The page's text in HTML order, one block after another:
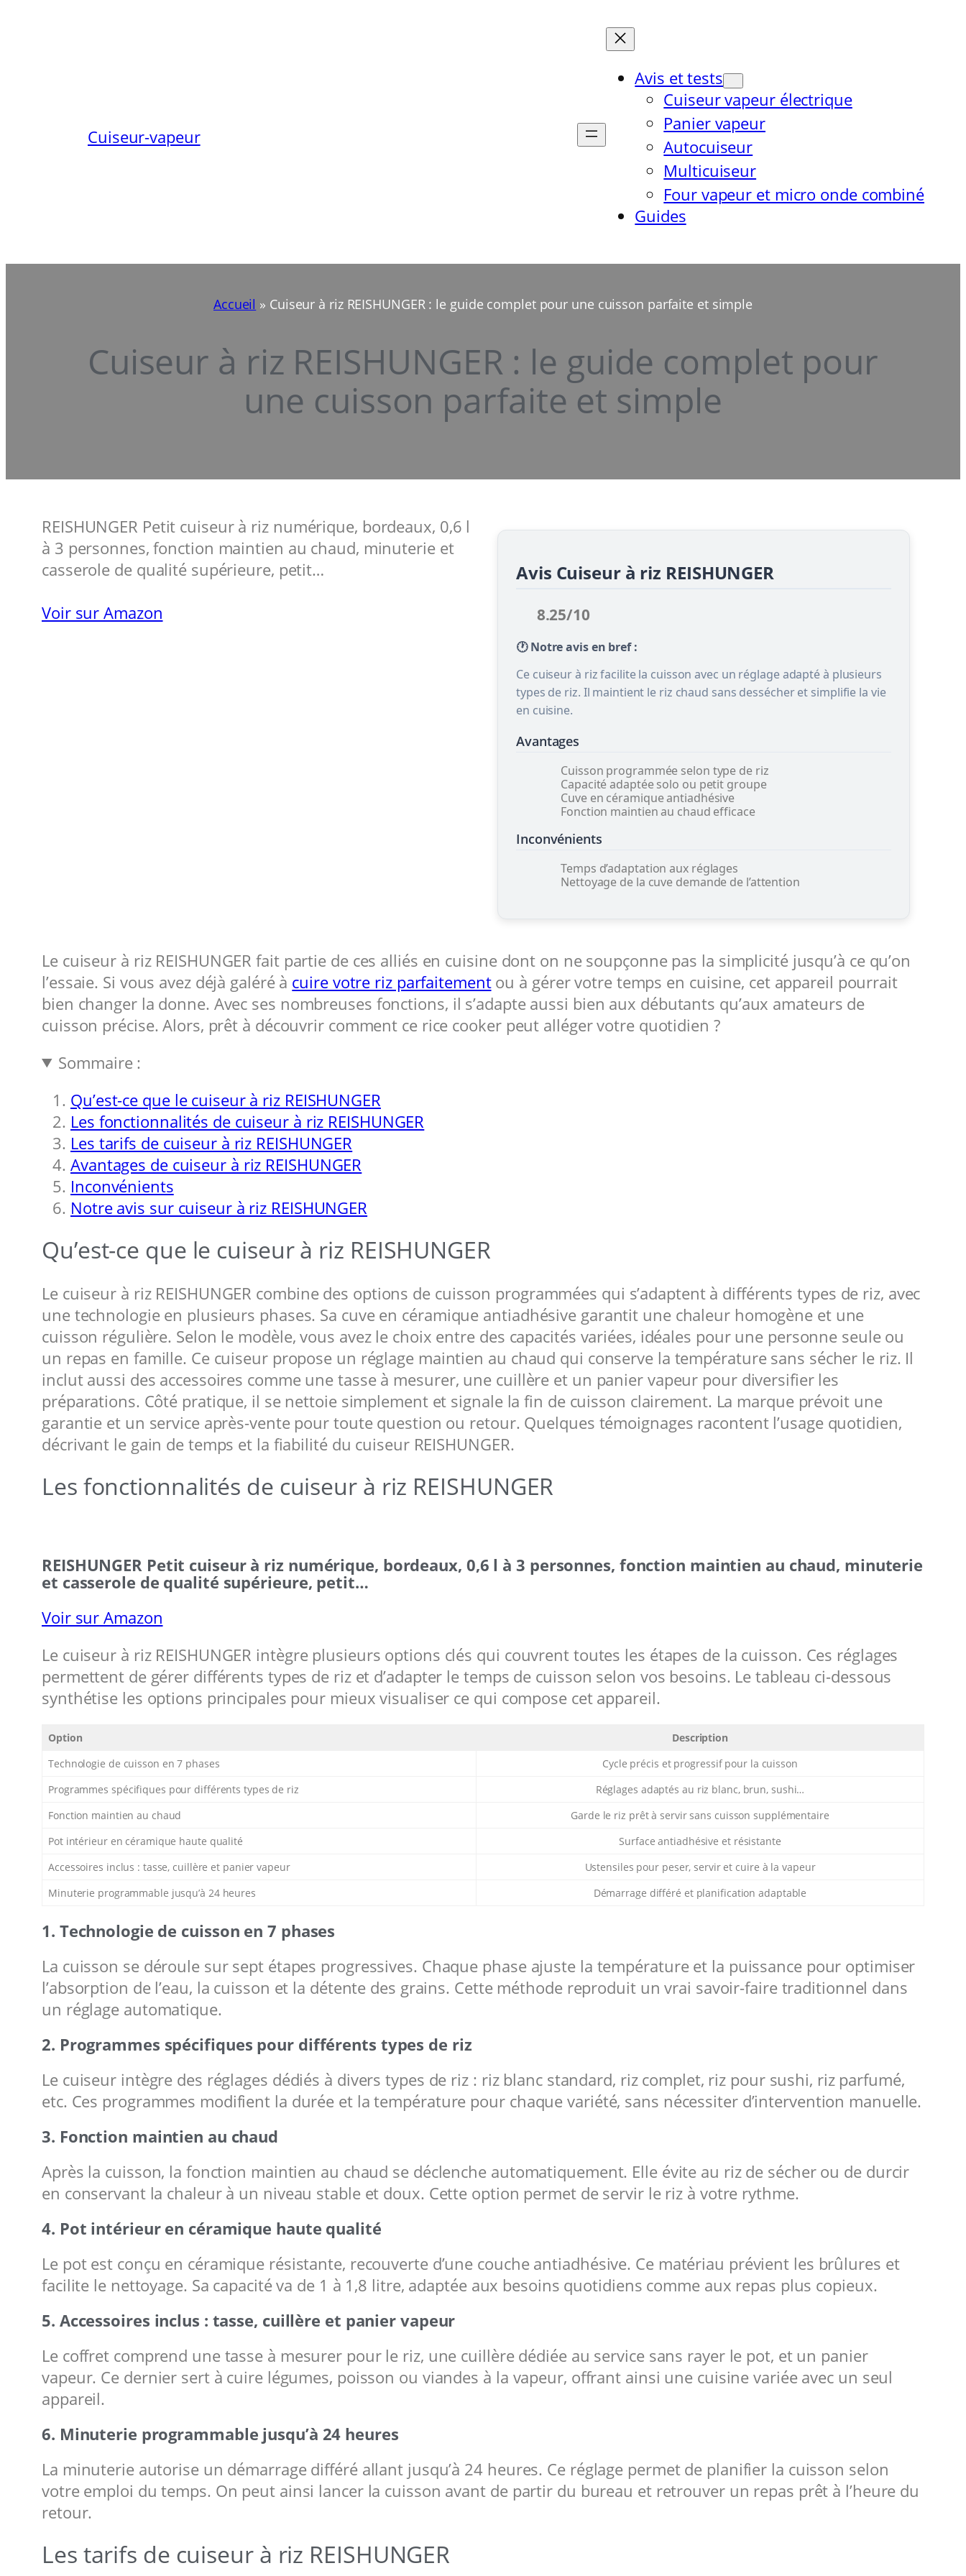
Cuiseur-vapeur
Avis et tests
Cuiseur vapeur électrique
Panier vapeur
Autocuiseur
Multicuiseur
Four vapeur et micro onde combiné
Guides
Accueil » Cuiseur à riz REISHUNGER : le guide complet pour une cuisson parfaite et simple
Cuiseur à riz REISHUNGER : le guide complet pour
une cuisson parfaite et simple
REISHUNGER Petit cuiseur à riz numérique, bordeaux, 0,6 l
à 3 personnes, fonction maintien au chaud, minuterie et
casserole de qualité supérieure, petit…
Voir sur Amazon
Avis Cuiseur à riz REISHUNGER
8.25/10
🕐 Notre avis en bref :
Ce cuiseur à riz facilite la cuisson avec un réglage adapté à plusieurs
types de riz. Il maintient le riz chaud sans dessécher et simplifie la vie
en cuisine.
Avantages
Cuisson programmée selon type de riz
Capacité adaptée solo ou petit groupe
Cuve en céramique antiadhésive
Fonction maintien au chaud efficace
Inconvénients
Temps d’adaptation aux réglages
Nettoyage de la cuve demande de l’attention
Le cuiseur à riz REISHUNGER fait partie de ces alliés en cuisine dont on ne soupçonne pas la simplicité jusqu’à ce qu’on
l’essaie. Si vous avez déjà galéré à cuire votre riz parfaitementou à gérer votre temps en cuisine, cet appareil pourrait
bien changer la donne. Avec ses nombreuses fonctions, il s’adapte aussi bien aux débutants qu’aux amateurs de
cuisson précise. Alors, prêt à découvrir comment ce rice cooker peut alléger votre quotidien ?
Sommaire :
Qu’est-ce que le cuiseur à riz REISHUNGER
Les fonctionnalités de cuiseur à riz REISHUNGER
Les tarifs de cuiseur à riz REISHUNGER
Avantages de cuiseur à riz REISHUNGER
Inconvénients
Notre avis sur cuiseur à riz REISHUNGER
Qu’est-ce que le cuiseur à riz REISHUNGER
Le cuiseur à riz REISHUNGER combine des options de cuisson programmées qui s’adaptent à différents types de riz, avec
une technologie en plusieurs phases. Sa cuve en céramique antiadhésive garantit une chaleur homogène et une
cuisson régulière. Selon le modèle, vous avez le choix entre des capacités variées, idéales pour une personne seule ou
un repas en famille. Ce cuiseur propose un réglage maintien au chaud qui conserve la température sans sécher le riz. Il
inclut aussi des accessoires comme une tasse à mesurer, une cuillère et un panier vapeur pour diversifier les
préparations. Côté pratique, il se nettoie simplement et signale la fin de cuisson clairement. La marque prévoit une
garantie et un service après-vente pour toute question ou retour. Quelques témoignages racontent l’usage quotidien,
décrivant le gain de temps et la fiabilité du cuiseur REISHUNGER.
Les fonctionnalités de cuiseur à riz REISHUNGER
REISHUNGER Petit cuiseur à riz numérique, bordeaux, 0,6 l à 3 personnes, fonction maintien au chaud, minuterie
et casserole de qualité supérieure, petit…
Voir sur Amazon
Le cuiseur à riz REISHUNGER intègre plusieurs options clés qui couvrent toutes les étapes de la cuisson. Ces réglages
permettent de gérer différents types de riz et d’adapter le temps de cuisson selon vos besoins. Le tableau ci-dessous
synthétise les options principales pour mieux visualiser ce qui compose cet appareil.
Option
Description
Technologie de cuisson en 7 phases
Cycle précis et progressif pour la cuisson
Programmes spécifiques pour différents types de riz
Réglages adaptés au riz blanc, brun, sushi…
Fonction maintien au chaud
Garde le riz prêt à servir sans cuisson supplémentaire
Pot intérieur en céramique haute qualité
Surface antiadhésive et résistante
Accessoires inclus : tasse, cuillère et panier vapeur
Ustensiles pour peser, servir et cuire à la vapeur
Minuterie programmable jusqu’à 24 heures
Démarrage différé et planification adaptable
1. Technologie de cuisson en 7 phases
La cuisson se déroule sur sept étapes progressives. Chaque phase ajuste la température et la puissance pour optimiser
l’absorption de l’eau, la cuisson et la détente des grains. Cette méthode reproduit un vrai savoir-faire traditionnel dans
un réglage automatique.
2. Programmes spécifiques pour différents types de riz
Le cuiseur intègre des réglages dédiés à divers types de riz : riz blanc standard, riz complet, riz pour sushi, riz parfumé,
etc. Ces programmes modifient la durée et la température pour chaque variété, sans nécessiter d’intervention manuelle.
3. Fonction maintien au chaud
Après la cuisson, la fonction maintien au chaud se déclenche automatiquement. Elle évite au riz de sécher ou de durcir
en conservant la chaleur à un niveau stable et doux. Cette option permet de servir le riz à votre rythme.
4. Pot intérieur en céramique haute qualité
Le pot est conçu en céramique résistante, recouverte d’une couche antiadhésive. Ce matériau prévient les brûlures et
facilite le nettoyage. Sa capacité va de 1 à 1,8 litre, adaptée aux besoins quotidiens comme aux repas plus copieux.
5. Accessoires inclus : tasse, cuillère et panier vapeur
Le coffret comprend une tasse à mesurer pour le riz, une cuillère dédiée au service sans rayer le pot, et un panier
vapeur. Ce dernier sert à cuire légumes, poisson ou viandes à la vapeur, offrant ainsi une cuisine variée avec un seul
appareil.
6. Minuterie programmable jusqu’à 24 heures
La minuterie autorise un démarrage différé allant jusqu’à 24 heures. Ce réglage permet de planifier la cuisson selon
votre emploi du temps. On peut ainsi lancer la cuisson avant de partir du bureau et retrouver un repas prêt à l’heure du
retour.
Les tarifs de cuiseur à riz REISHUNGER